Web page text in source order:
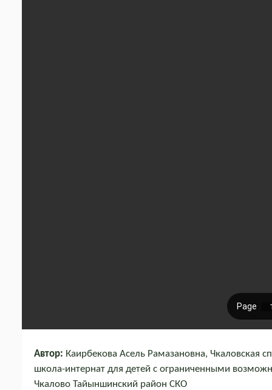
Автор: Каирбекова Асель Рамазановна, Чкаловская
школа-интернат для детей с ограниченными
Чкалово Тайыншинский район СКО